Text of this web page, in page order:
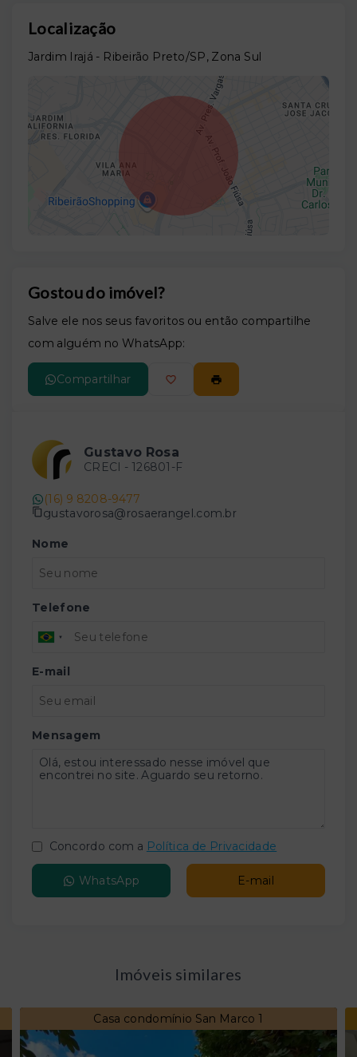
Localização
Jardim Irajá - Ribeirão Preto/SP, Zona Sul
Gostou do imóvel?
Salve ele nos seus favoritos ou então compartilhe
com alguém no WhatsApp:
Compartilhar
Gustavo Rosa
CRECI - 126801-F
(16) 9 8208-9477
gustavorosa@rosaerangel.com.br
Nome
Telefone
E-mail
Mensagem
Concordo com a Política de Privacidade
WhatsApp E-mail
Imóveis similares
Casa condomínio San Marco 1